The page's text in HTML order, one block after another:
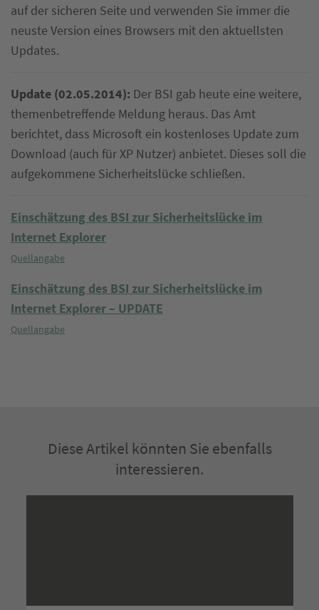
auf der sicheren Seite und verwenden Sie immer die
neuste Version eines Browsers mit den aktuellsten
Updates.
Update (02.05.2014): Der BSI gab heute eine weitere,
themenbetreffende Meldung heraus. Das Amt
berichtet, dass Microsoft ein kostenloses Update zum
Download (auch für XP Nutzer) anbietet. Dieses soll die
aufgekommene Sicherheitslücke schließen.
Einschätzung des BSI zur Sicherheitslücke im
Internet Explorer
Quellangabe
Einschätzung des BSI zur Sicherheitslücke im
Internet Explorer – UPDATE
Quellangabe
Diese Artikel könnten Sie ebenfalls
interessieren.